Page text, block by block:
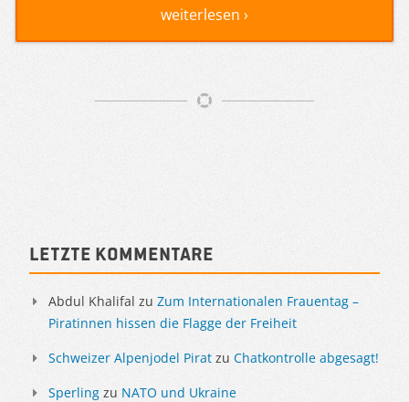
weiterlesen ›
Sidebar
Letzte Kommentare
Abdul Khalifal zu Zum Internationalen Frauentag –
Piratinnen hissen die Flagge der Freiheit
Schweizer Alpenjodel Pirat zu Chatkontrolle abgesagt!
Sperling zu NATO und Ukraine